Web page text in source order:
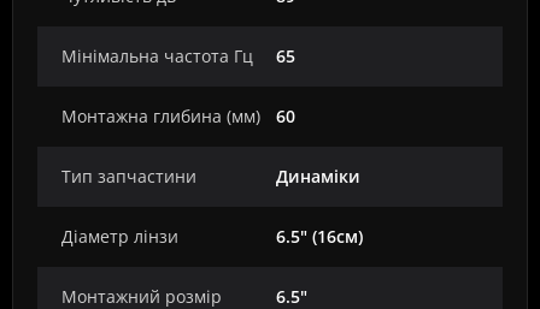
Мінімальна частота Гц 65
Монтажна глибина (мм) 60
Тип запчастини Динаміки
Діаметр лінзи 6.5" (16см)
Монтажний розмір 6.5"